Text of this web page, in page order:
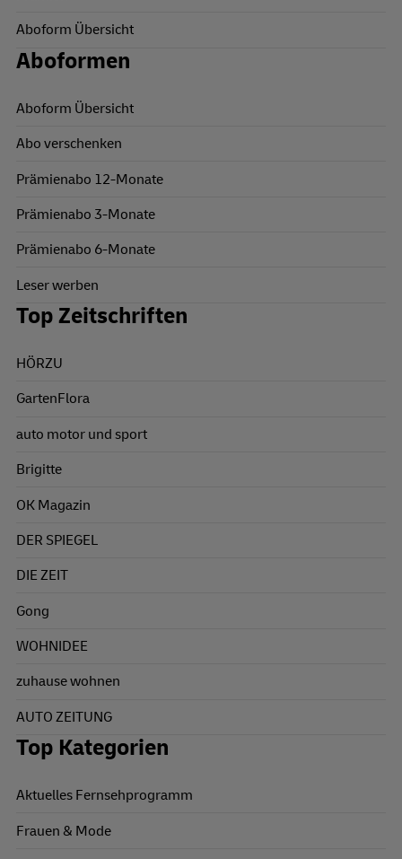
Aboform Übersicht
Aboformen
Aboform Übersicht
Abo verschenken
Prämienabo 12-Monate
Prämienabo 3-Monate
Prämienabo 6-Monate
Leser werben
Top Zeitschriften
HÖRZU
GartenFlora
auto motor und sport
Brigitte
OK Magazin
DER SPIEGEL
DIE ZEIT
Gong
WOHNIDEE
zuhause wohnen
AUTO ZEITUNG
Top Kategorien
Aktuelles Fernsehprogramm
Frauen & Mode